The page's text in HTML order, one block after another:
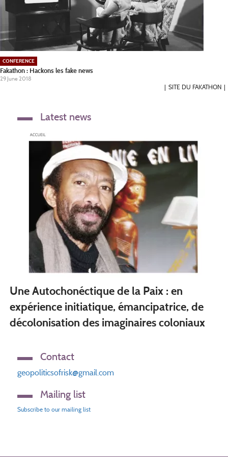
CONFERENCE
Fakathon : Hackons les fake news
29 June 2018
SITE DU FAKATHON
Latest news
Une Autochonéctique de la Paix : en
expérience initiatique, émancipatrice, de
décolonisation des imaginaires coloniaux
Contact
geopoliticsofrisk@gmail.com
Mailing list
Subscribe to our mailing list